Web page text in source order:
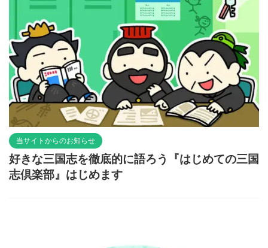
当サイトからのお知らせ
好きな三国志を徹底的に語ろう『はじめての三国
志倶楽部』はじめます